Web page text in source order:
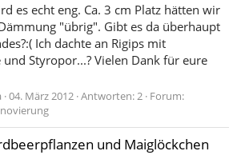
es echt eng. Ca. 3 cm Platz hätten wir
"übrig". Gibt es da überhaupt
Ich dachte an Rigips mit
Styropor...? Vielen Dank für eure
04. März 2012 Antworten: 2 Forum:
und Maiglöckchen